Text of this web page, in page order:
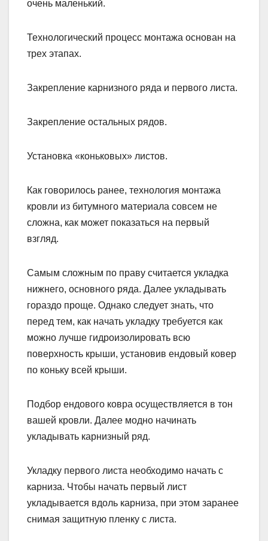
очень маленький.
Технологический процесс монтажа основан на
трех этапах.
Закрепление карнизного ряда и первого листа.
Закрепление остальных рядов.
Установка «коньковых» листов.
Как говорилось ранее, технология монтажа
кровли из битумного материала совсем не
сложна, как может показаться на первый
взгляд.
Самым сложным по праву считается укладка
нижнего, основного ряда. Далее укладывать
гораздо проще. Однако следует знать, что
перед тем, как начать укладку требуется как
можно лучше гидроизолировать всю
поверхность крыши, установив ендовый ковер
по коньку всей крыши.
Подбор ендового ковра осуществляется в тон
вашей кровли. Далее модно начинать
укладывать карнизный ряд.
Укладку первого листа необходимо начать с
карниза. Чтобы начать первый лист
укладывается вдоль карниза, при этом заранее
снимая защитную пленку с листа.